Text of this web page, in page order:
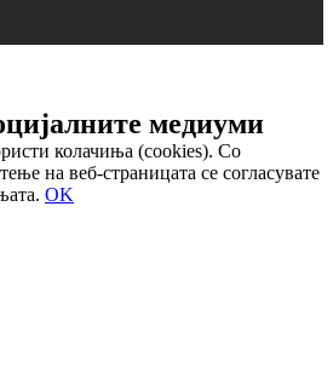
медиуми
колачиња (cookies). Со
на веб-страницата се согласувате
OK